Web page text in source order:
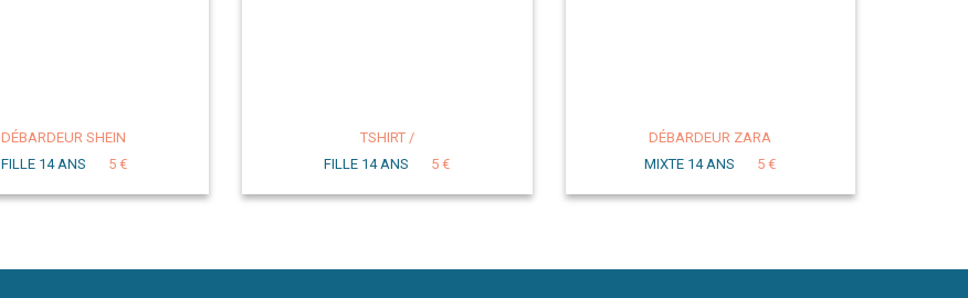
DÉBARDEUR SHEIN
FILLE 14 ANS
5 €
TSHIRT /
FILLE 14 ANS
5 €
DÉBARDEUR ZARA
MIXTE 14 ANS
5 €